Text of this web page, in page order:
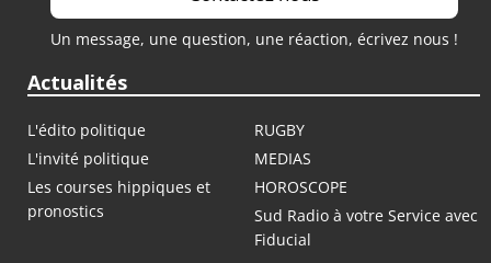
Un message, une question, une réaction, écrivez nous !
Actualités
L'édito politique
RUGBY
L'invité politique
MEDIAS
Les courses hippiques et
pronostics
HOROSCOPE
Sud Radio à votre Service avec
Fiducial